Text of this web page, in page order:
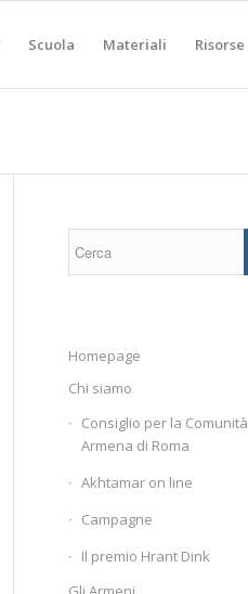
Scuola Materiali Risorse
Homepage
Chi siamo
Consiglio per la Comunità
Armena di Roma
Akhtamar on line
Campagne
Il premio Hrant Dink